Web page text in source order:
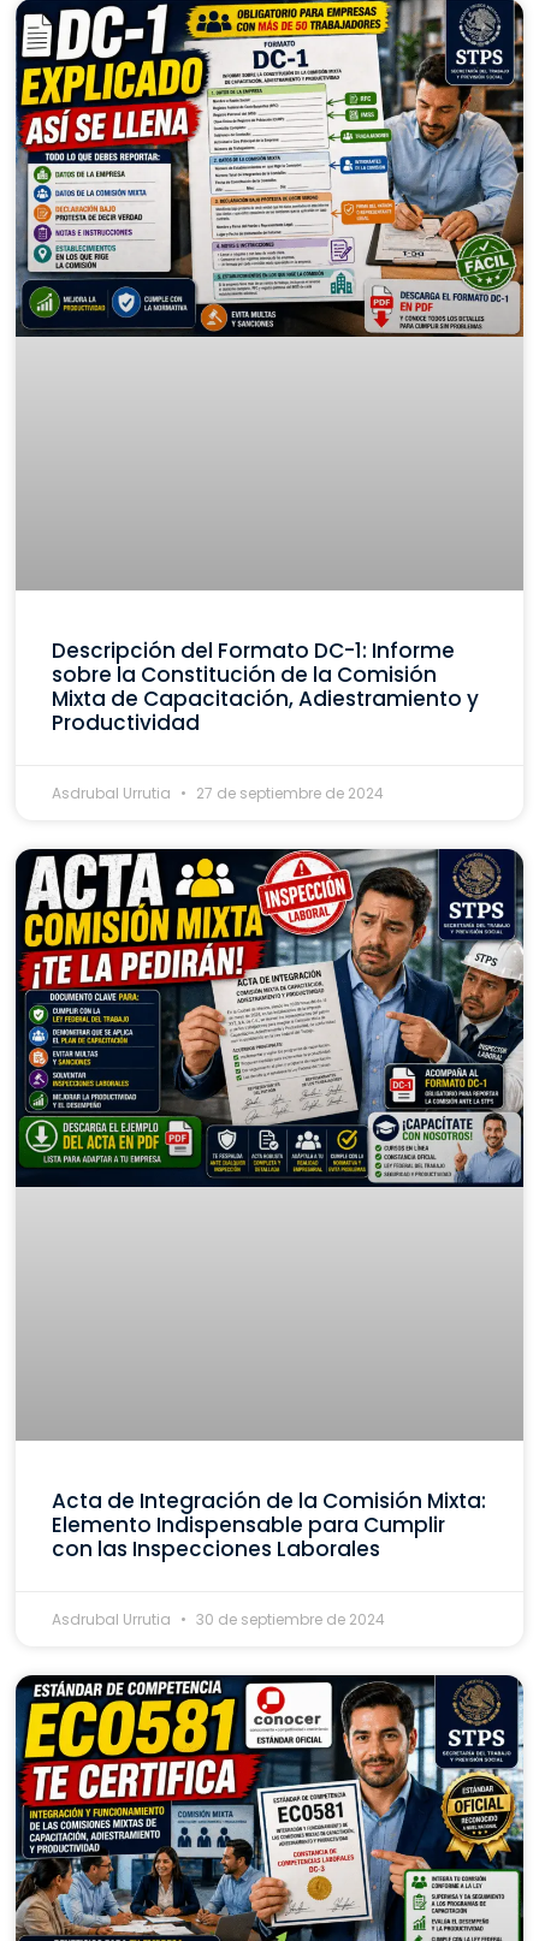
Descripción del Formato DC-1: Informe
sobre la Constitución de la Comisión
Mixta de Capacitación, Adiestramiento y
Productividad
Asdrubal Urrutia 27 de septiembre de 2024
Acta de Integración de la Comisión Mixta:
Elemento Indispensable para Cumplir
con las Inspecciones Laborales
Asdrubal Urrutia 30 de septiembre de 2024